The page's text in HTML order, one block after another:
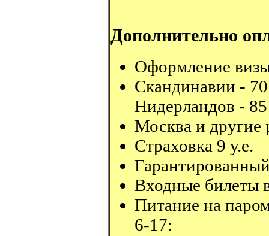
Дополнительно
Оформление
Скандинавии -
Нидерландов - 85
Москва и другие
Страховка 9 у.е.
Входные билеты
Питание на
6-17: